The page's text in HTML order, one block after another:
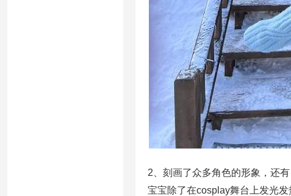
2、刻画了众多角色的形象，还
宝宝除了在cosplay舞台上发光发